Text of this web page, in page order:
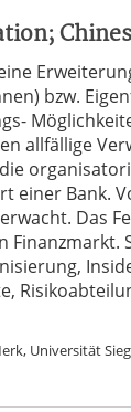
bzw.
allfällige
einer Bank.
Das
Universität